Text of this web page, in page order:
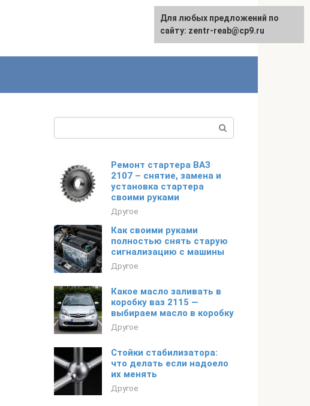
Ремонт стартера ВАЗ
2107 – снятие, замена и
установка стартера
своими руками
Другое
Как своими руками
полностью снять старую
сигнализацию с машины
Другое
Какое масло заливать в
коробку ваз 2115 —
выбираем масло в коробку
Другое
Стойки стабилизатора:
что делать если надоело
их менять
Другое
Для любых предложений по
сайту: zentr-reab@cp9.ru